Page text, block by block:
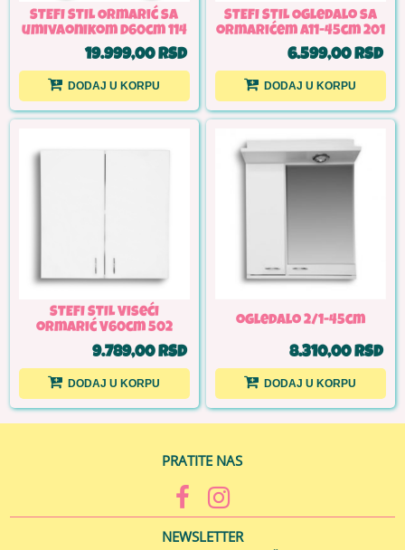
STEFI STIL Ormarić sa
umivaonikom D60cm 114
19.999,00 RSD
DODAJ U KORPU
STEFI STIL Ogledalo sa
ormarićem A11-45cm 201
6.599,00 RSD
DODAJ U KORPU
STEFI STIL Viseći
ormarić V60cm 502
9.789,00 RSD
DODAJ U KORPU
ogledalo 2/1-45cm
8.310,00 RSD
DODAJ U KORPU
PRATITE NAS
NEWSLETTER